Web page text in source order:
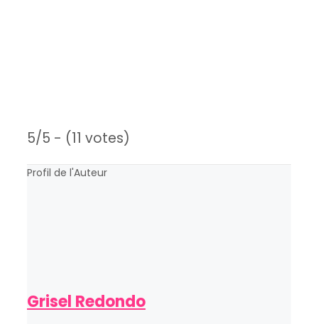
5/5 - (11 votes)
Profil de l'Auteur
Grisel Redondo